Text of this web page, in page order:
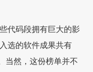
代码段拥有巨大的影
选的软件成果共有
当然，这份榜单并不